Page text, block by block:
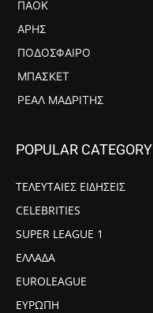
ΠΑΟΚ
ΆΡΗΣ
ΠΟΔΌΣΦΑΙΡΟ
ΜΠΆΣΚΕΤ
ΡΕΆΛ ΜΑΔΡΊΤΗΣ
POPULAR CATEGORY
ΤΕΛΕΥΤΑΙΕΣ ΕΙΔΗΣΕΙΣ
CELEBRITIES
SUPER LEAGUE 1
ΕΛΛΑΔΑ
EUROLEAGUE
ΕΥΡΩΠΗ